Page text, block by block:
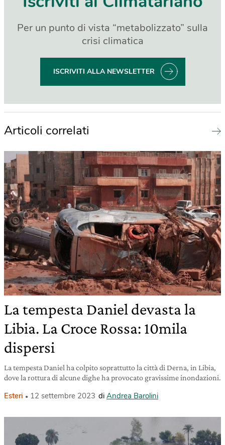
Per un punto di vista “metabolizzato” sulla
crisi climatica
ISCRIVITI ALLA NEWSLETTER
Articoli correlati
La tempesta Daniel devasta la
Libia. La Croce Rossa: 10mila
dispersi
La tempesta Daniel ha colpito soprattutto la città di Derna, in Libia,
dove la rottura di alcune dighe ha provocato gravissime inondazioni.
Esteri 12 settembre 2023 di Andrea Barolini